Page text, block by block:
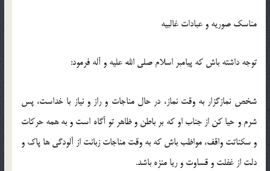
مناسك صوريه و عبادات غالبيه‏
توجه داشته باش كه پيامبر اسلام صلى الله عليه و آله فرمود:
شخص نمازگزار به وقت نماز، در حال مناجات و راز و نياز با خداست، پس
شرم و حيا كن از جناب او كه بر باطن و ظاهر تو آگاه است و به همه حركات
و سكناتت واقف، مواظب باش كه به وقت مناجات زبانت از آلودگى‏ ها پاك و
دلت از غفلت و قساوت و ريا منزه باشد.